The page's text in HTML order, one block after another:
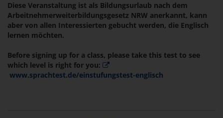
Diese Veranstaltung ist als Bildungsurlaub nach dem
Arbeitnehmerweiterbildungsgesetz NRW anerkannt, kann
aber von allen Interessierten gebucht werden, die Englisch
lernen möchten.
Before signing up for a class, please take this test to see
which level is right for you:
www.sprachtest.de/einstufungstest-englisch